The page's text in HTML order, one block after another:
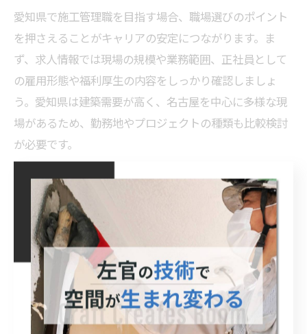
愛知県で施工管理職を目指す場合、職場選びのポイント
を押さえることがキャリアの安定につながります。ま
ず、求人情報では現場の規模や業務範囲、正社員として
の雇用形態や福利厚生の内容をしっかり確認しましょ
う。愛知県は建築需要が高く、名古屋を中心に多様な現
場があるため、勤務地やプロジェクトの種類も比較検討
が必要です。
る業務内容や給与条件にも違いが出ます。未経験者歓迎
の求人も多い一方で、資格取得支援や研修制度、キャリ
アアップのための教育体制が整っているかも重要なチェ
ックポイントです。現場見学や先輩社員の声など、実際
の職場環境を知る機会があると安心できます。
注意点として、現場ごとに働き方や残業時間が異なる場
合もあるため、面接時には具体的な働き方やキャリアパ